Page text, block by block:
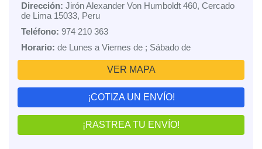
Dirección: Jirón Alexander Von Humboldt 460, Cercado
de Lima 15033, Peru
Teléfono: 974 210 363
Horario: de Lunes a Viernes de ; Sábado de
VER MAPA
¡COTIZA UN ENVÍO!
¡RASTREA TU ENVÍO!